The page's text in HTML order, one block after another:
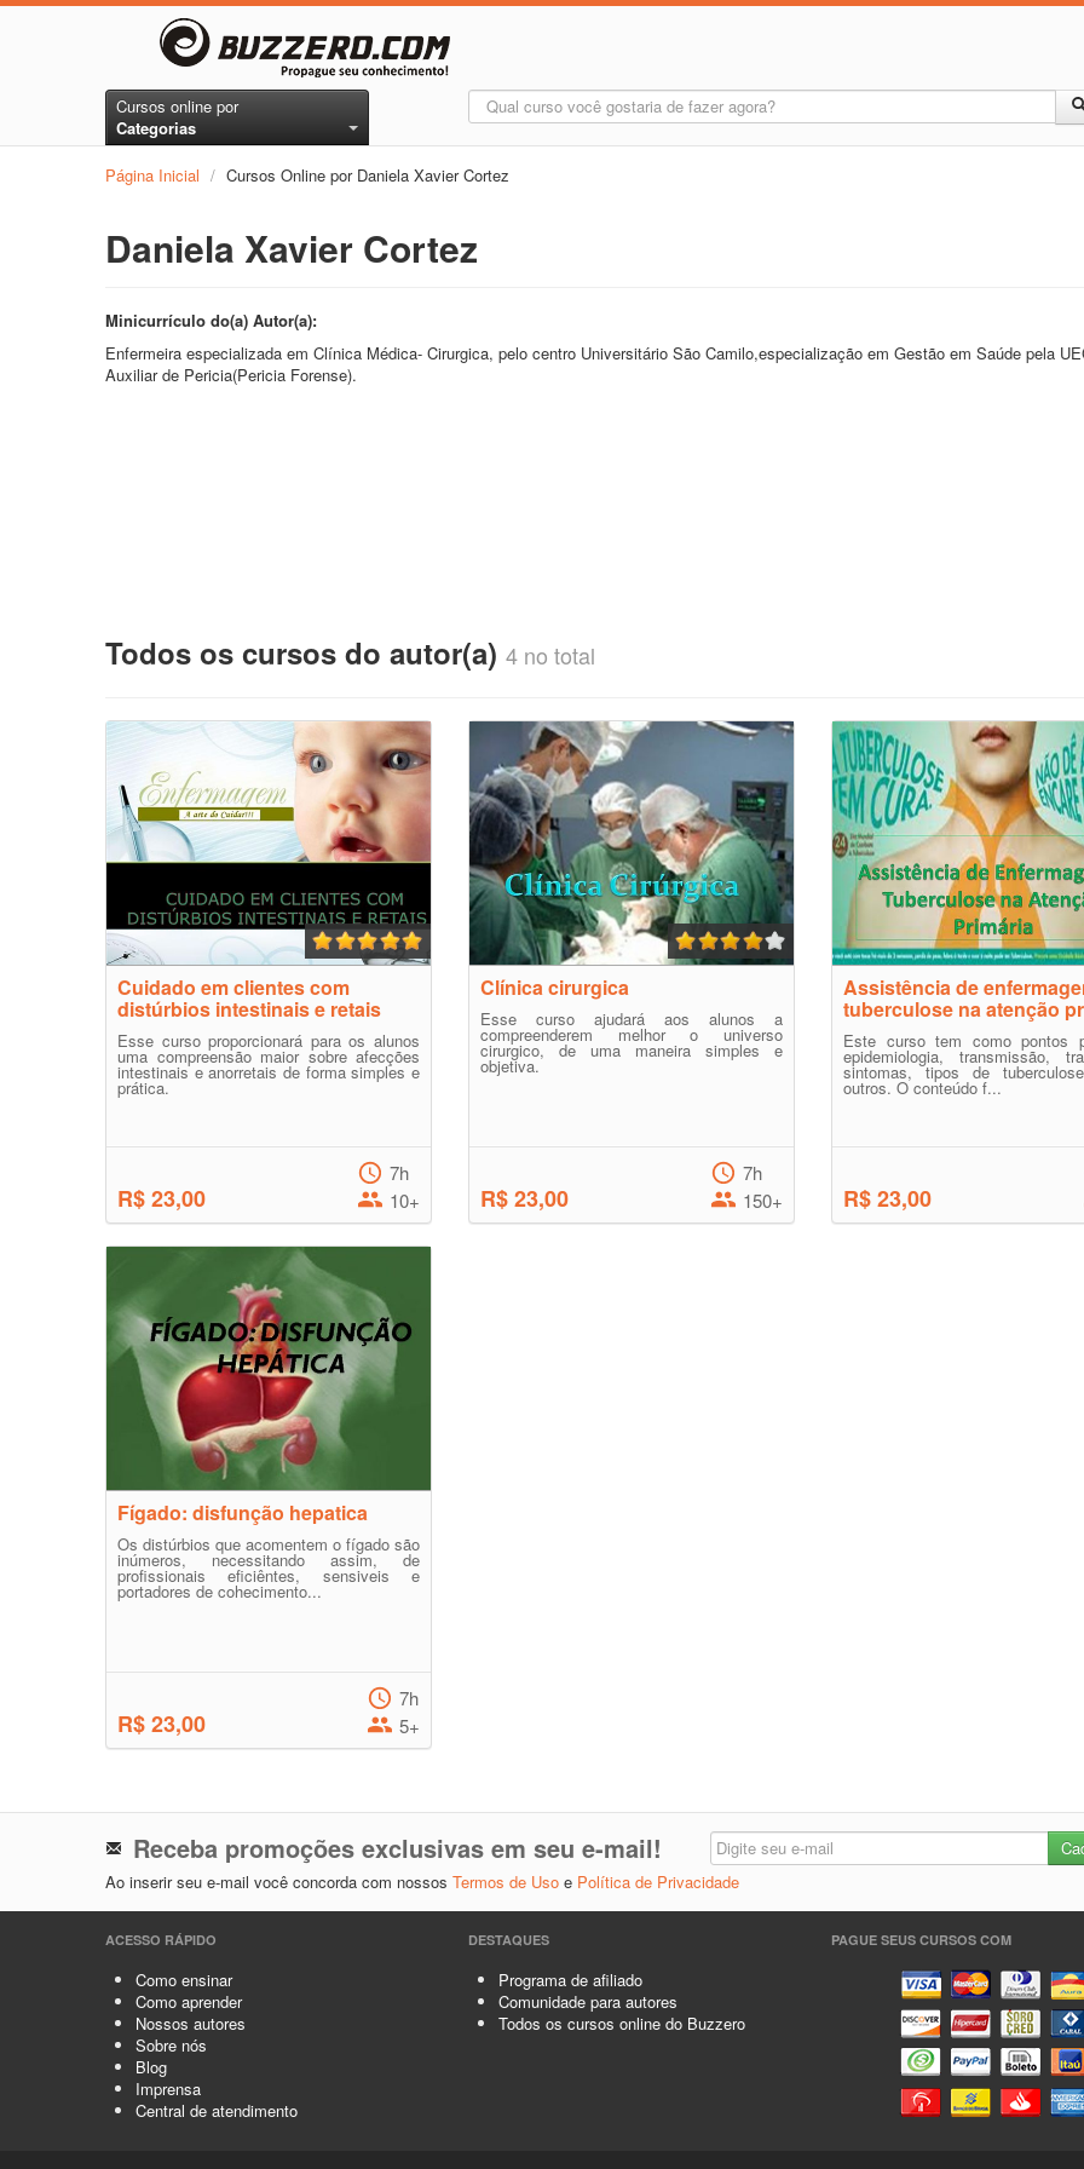
Cursos online por
Categorias
Página Inicial / Cursos Online por Daniela Xavier Cortez
Daniela Xavier Cortez
Minicurrículo do(a) Autor(a):
Enfermeira especializada em Clínica Médica- Cirurgica, pelo centro Universitário São Camilo,especialização em Gestão em Saúde pela
Auxiliar de Pericia(Pericia Forense).
Todos os cursos do autor(a) 4 no total
Cuidado em clientes com
distúrbios intestinais e retais
Esse curso proporcionará para os alunos
uma compreensão maior sobre afecções
intestinais e anorretais de forma simples e
prática.
R$ 23,00
7h
10+
Clínica cirurgica
Esse curso ajudará aos alunos a
compreenderem melhor o universo
cirurgico, de uma maneira simples e
objetiva.
R$ 23,00
7h
150+
Assistência de
tuberculose na atenção
Este curso tem como pontos
epidemiologia, transmissão,
sintomas, tipos de
outros. O conteúdo f...
R$ 23,00
Fígado: disfunção hepatica
Os distúrbios que acomentem o fígado são
inúmeros, necessitando assim, de
profissionais eficiêntes, sensiveis e
portadores de cohecimento...
R$ 23,00
7h
5+
Receba promoções exclusivas em seu e-mail!
Ao inserir seu e-mail você concorda com nossos Termos de Uso e Política de Privacidade
ACESSO RÁPIDO
Como ensinar
Como aprender
Nossos autores
Sobre nós
Blog
Imprensa
Central de atendimento
DESTAQUES
Programa de afiliado
Comunidade para autores
Todos os cursos online do Buzzero
PAGUE SEUS CURSOS COM